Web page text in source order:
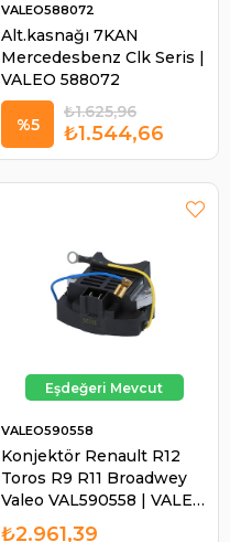
Alt.kasnağı 7KAN
Mercedesbenz Clk Seris |
VALEO 588072
VALEO588072
₺1.544,66
₺1.625,96
%5
Konjektör Renault R12
Toros R9 R11 Broadwey
Valeo VAL590558 | VALEO
590558
VALEO590558
₺2.961,39